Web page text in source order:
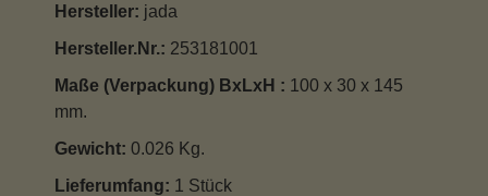
Hersteller: jada
Hersteller.Nr.: 253181001
Maße (Verpackung) BxLxH : 100 x 30 x 145
mm.
Gewicht: 0.026 Kg.
Lieferumfang: 1 Stück